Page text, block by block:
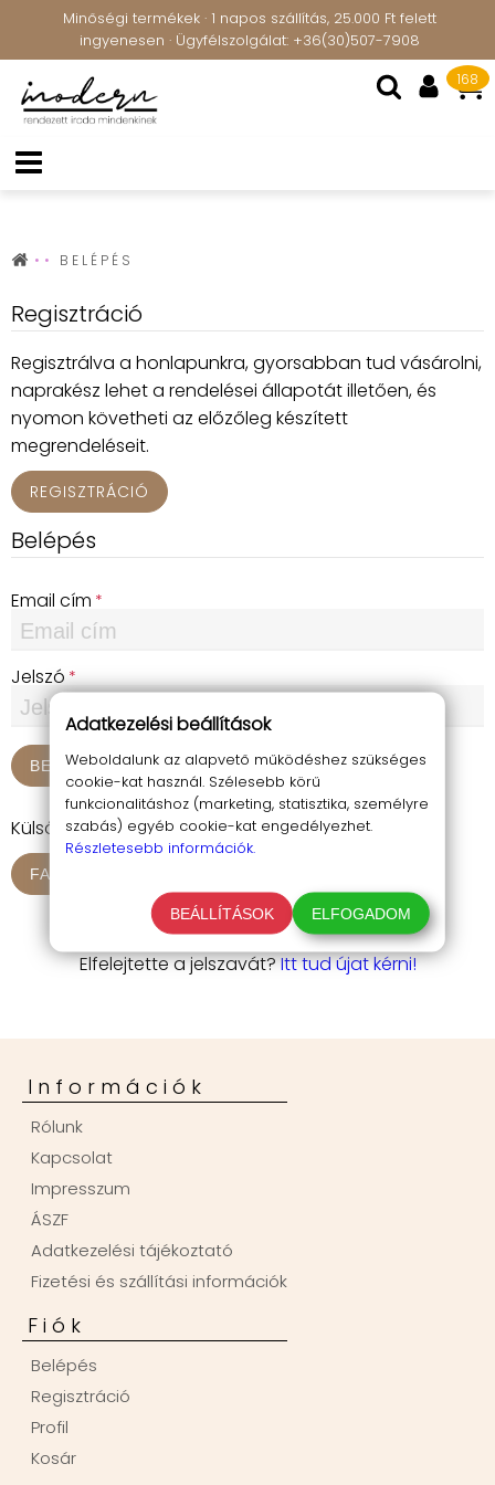
Minőségi termékek · 1 napos szállítás, 25.000 Ft felett
ingyenesen · Ügyfélszolgálat: +36(30)507-7908
168
BELÉPÉS
Regisztráció
Regisztrálva a honlapunkra, gyorsabban tud vásárolni,
naprakész lehet a rendelései állapotát illetően, és
nyomon követheti az előzőleg készített
megrendeléseit.
REGISZTRÁCIÓ
Belépés
Email cím
Jelszó
BELÉPÉS
Külső hitelesítés
FACEBOOK
Elfelejtette a jelszavát?Itt tud újat kérni!
Információk
Rólunk
Kapcsolat
Impresszum
ÁSZF
Adatkezelési tájékoztató
Fizetési és szállítási információk
Fiók
Belépés
Regisztráció
Profil
Kosár
Adatkezelési beállítások
Weboldalunk az alapvető működéshez szükséges
cookie-kat használ. Szélesebb körű
funkcionalitáshoz (marketing, statisztika, személyre
szabás) egyéb cookie-kat engedélyezhet.
Részletesebb információk.
BEÁLLÍTÁSOK ELFOGADOM